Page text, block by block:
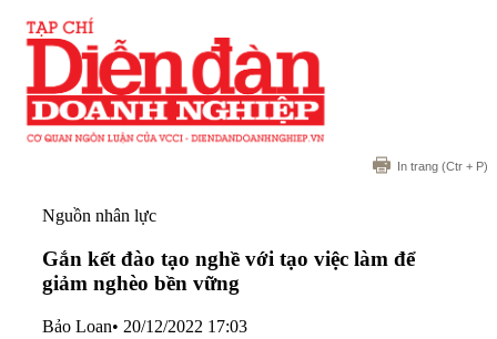
In trang (Ctr + P)
Nguồn nhân lực
Gắn kết đào tạo nghề với tạo việc làm để
giảm nghèo bền vững
Bảo Loan• 20/12/2022 17:03